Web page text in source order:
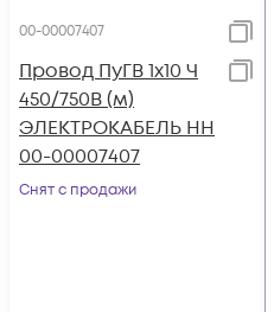
00-00007407
Провод ПуГВ 1х10 Ч
450/750В (м)
ЭЛЕКТРОКАБЕЛЬ НН
00-00007407
Снят с продажи